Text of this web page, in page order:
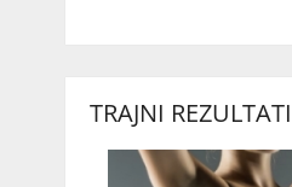
TRAJNI REZULTATI